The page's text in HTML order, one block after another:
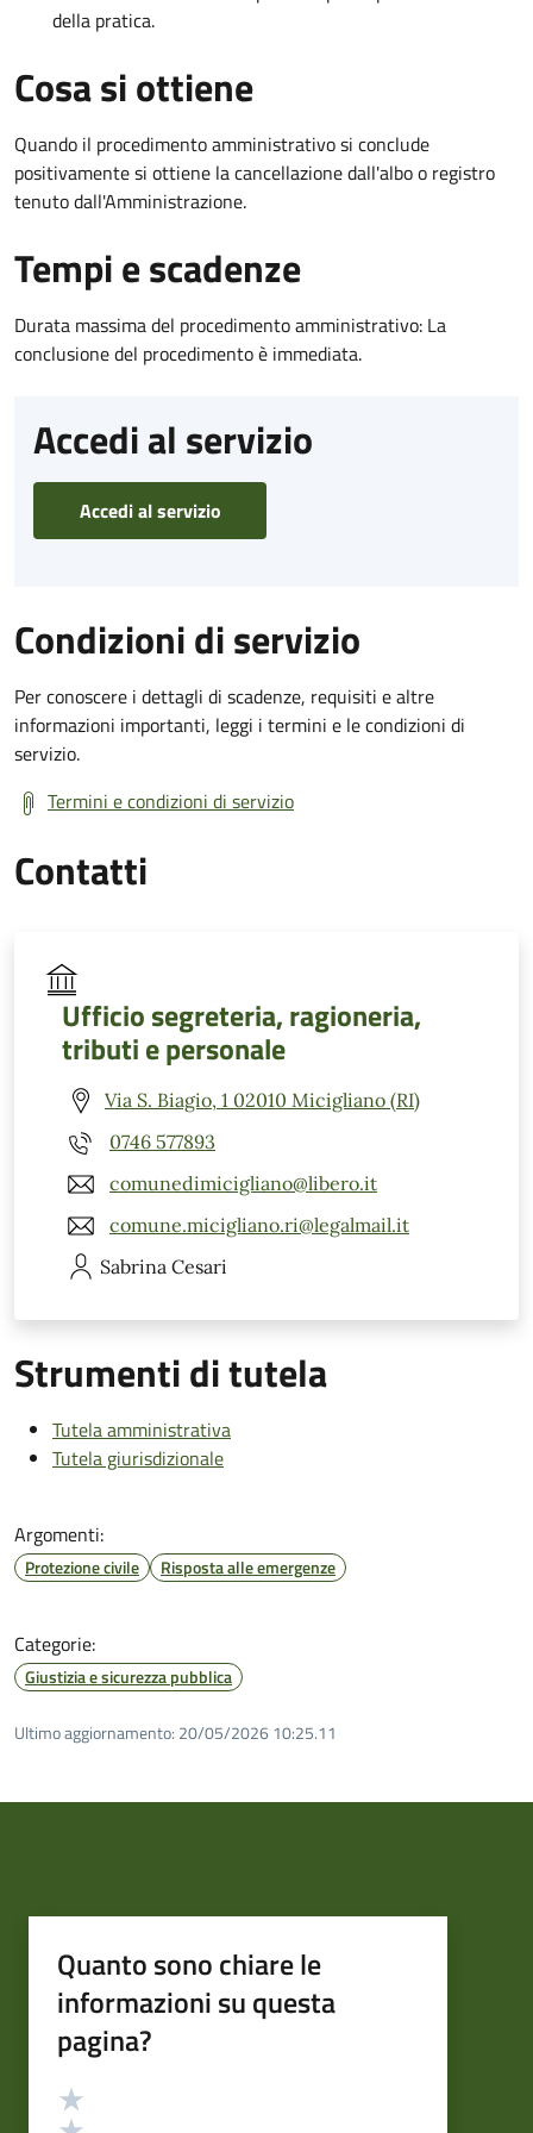
della pratica.
Cosa si ottiene
Quando il procedimento amministrativo si conclude
positivamente si ottiene la cancellazione dall'albo o registro
tenuto dall'Amministrazione.
Tempi e scadenze
Durata massima del procedimento amministrativo: La
conclusione del procedimento è immediata.
Accedi al servizio
Accedi al servizio
Condizioni di servizio
Per conoscere i dettagli di scadenze, requisiti e altre
informazioni importanti, leggi i termini e le condizioni di
servizio.
Termini e condizioni di servizio
Contatti
Ufficio segreteria, ragioneria,
tributi e personale
Via S. Biagio, 1 02010 Micigliano (RI)
0746 577893
comunedimicigliano@libero.it
comune.micigliano.ri@legalmail.it
Sabrina Cesari
Strumenti di tutela
Tutela amministrativa
Tutela giurisdizionale
Argomenti:
Protezione civile Risposta alle emergenze
Categorie:
Giustizia e sicurezza pubblica
Ultimo aggiornamento: 20/05/2026 10:25.11
Quanto sono chiare le
informazioni su questa
pagina?
Valutazione